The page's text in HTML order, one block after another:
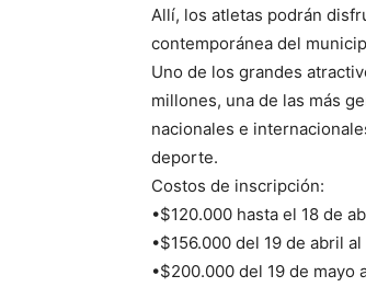
Allí, los atletas podrán
contemporánea del
Uno de los grandes
millones, una de las más
nacionales e
deporte.
Costos de inscripción:
•$120.000 hasta el 18 de
•$156.000 del 19 de abril al
•$200.000 del 19 de mayo